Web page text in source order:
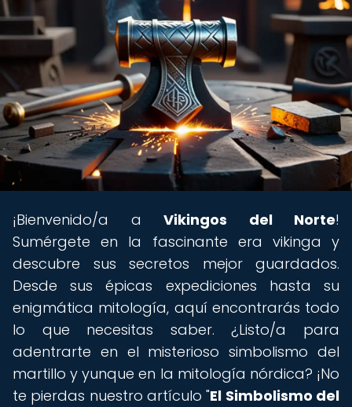
¡Bienvenido/a a Vikingos del Norte!
Sumérgete en la fascinante era vikinga y
descubre sus secretos mejor guardados.
Desde sus épicas expediciones hasta su
enigmática mitología, aquí encontrarás todo
lo que necesitas saber. ¿Listo/a para
adentrarte en el misterioso simbolismo del
martillo y yunque en la mitología nórdica? ¡No
te pierdas nuestro artículo "El Simbolismo del